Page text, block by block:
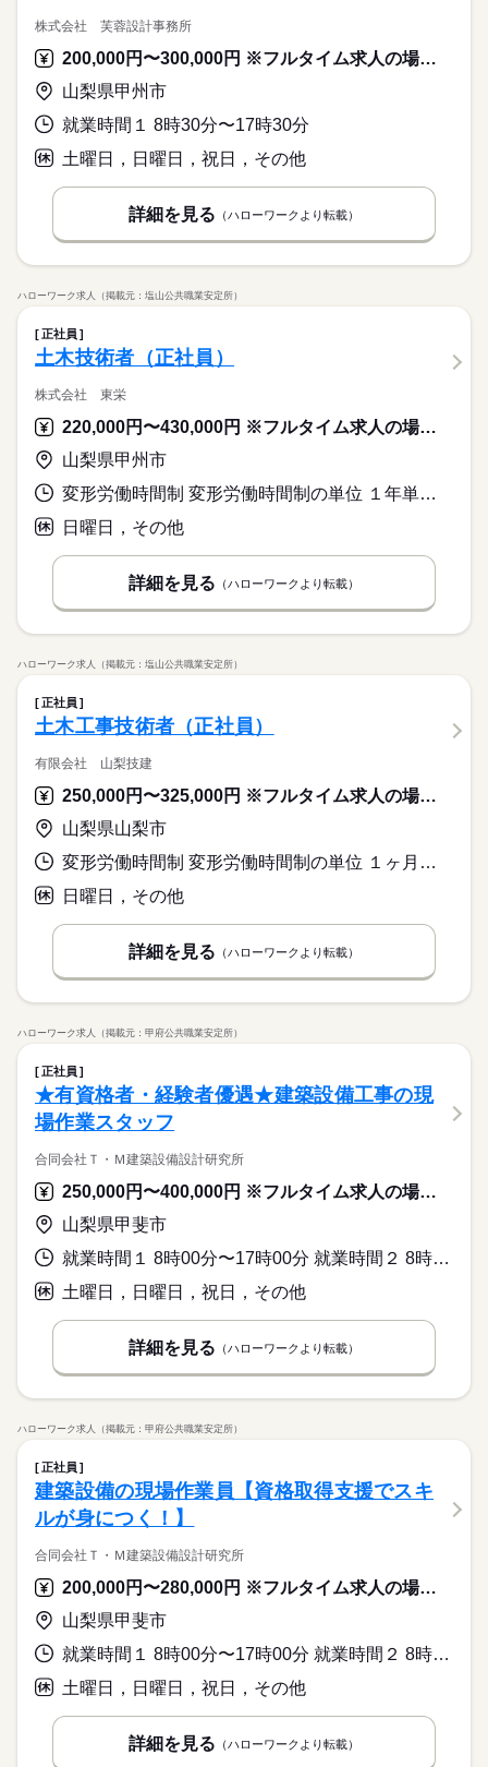
株式会社 芙蓉設計事務所
200,000円〜300,000円 ※フルタイム求人の場合は月額（換算額）、パート求人の場合は時間額を表示しています。
山梨県甲州市
就業時間１ 8時30分〜17時30分
土曜日，日曜日，祝日，その他
詳細を見る （ハローワークより転載）
ハローワーク求人（掲載元：塩山公共職業安定所）
正社員
土木技術者（正社員）
株式会社 東栄
220,000円〜430,000円 ※フルタイム求人の場合は月額（換算額）、パート求人の場合は時間額を表示しています。
山梨県甲州市
変形労働時間制 変形労働時間制の単位 １年単位 就業時間１ 8時00分〜17時00分
日曜日，その他
詳細を見る （ハローワークより転載）
ハローワーク求人（掲載元：塩山公共職業安定所）
正社員
土木工事技術者（正社員）
有限会社 山梨技建
250,000円〜325,000円 ※フルタイム求人の場合は月額（換算額）、パート求人の場合は時間額を表示しています。
山梨県山梨市
変形労働時間制 変形労働時間制の単位 １ヶ月単位 就業時間１ 8時00分〜16時45分
日曜日，その他
詳細を見る （ハローワークより転載）
ハローワーク求人（掲載元：甲府公共職業安定所）
正社員
★有資格者・経験者優遇★建築設備工事の現
場作業スタッフ
合同会社Ｔ・Ｍ建築設備設計研究所
250,000円〜400,000円 ※フルタイム求人の場合は月額（換算額）、パート求人の場合は時間額を表示しています。
山梨県甲斐市
就業時間１ 8時00分〜17時00分 就業時間２ 8時30分〜17時30分 就業時間に関する特記事項 （１）が基本の時間ですが、現場により（２）や、他変動する場合
土曜日，日曜日，祝日，その他
詳細を見る （ハローワークより転載）
ハローワーク求人（掲載元：甲府公共職業安定所）
正社員
建築設備の現場作業員【資格取得支援でスキ
ルが身につく！】
合同会社Ｔ・Ｍ建築設備設計研究所
200,000円〜280,000円 ※フルタイム求人の場合は月額（換算額）、パート求人の場合は時間額を表示しています。
山梨県甲斐市
就業時間１ 8時00分〜17時00分 就業時間２ 8時30分〜17時30分 就業時間に関する特記事項 （１）が基本の時間ですが、現場により（２）や、他変動する場合
土曜日，日曜日，祝日，その他
詳細を見る （ハローワークより転載）